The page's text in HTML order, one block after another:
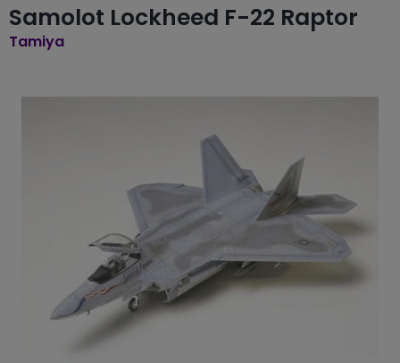
Samolot Lockheed F-22 Raptor
Tamiya